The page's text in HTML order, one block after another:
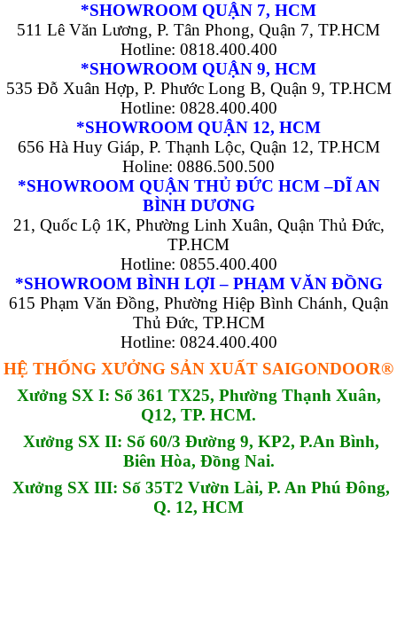
*SHOWROOM QUẬN 7, HCM
511 Lê Văn Lương, P. Tân Phong, Quận 7, TP.HCM
Hotline: 0818.400.400
*SHOWROOM QUẬN 9, HCM
535 Đỗ Xuân Hợp, P. Phước Long B, Quận 9, TP.HCM
Hotline: 0828.400.400
*SHOWROOM QUẬN 12, HCM
656 Hà Huy Giáp, P. Thạnh Lộc, Quận 12, TP.HCM
Holine: 0886.500.500
*SHOWROOM QUẬN THỦ ĐỨC HCM –DĨ AN
BÌNH DƯƠNG
21, Quốc Lộ 1K, Phường Linh Xuân, Quận Thủ Đức,
TP.HCM
Hotline: 0855.400.400
*SHOWROOM BÌNH LỢI – PHẠM VĂN ĐỒNG
615 Phạm Văn Đồng, Phường Hiệp Bình Chánh, Quận
Thủ Đức, TP.HCM
Hotline: 0824.400.400
HỆ THỐNG XƯỞNG SẢN XUẤT SAIGONDOOR®
Xưởng SX I: Số 361 TX25, Phường Thạnh Xuân,
Q12, TP. HCM.
Xưởng SX II: Số 60/3 Đường 9, KP2, P.An Bình,
Biên Hòa, Đồng Nai.
Xưởng SX III: Số 35T2 Vườn Lài, P. An Phú Đông,
Q. 12, HCM